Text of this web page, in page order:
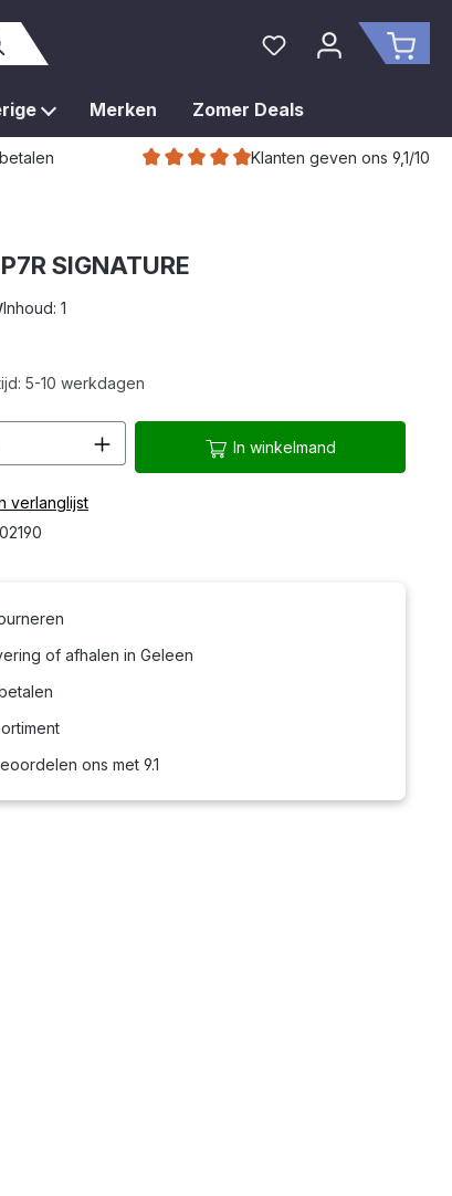
Je hebt 0 items op
Merken Zomer Deals
Klanten geven ons 9,1/10
SIGNATURE
Inhoud: 1
5-10 werkdagen
Voer de gewenste
In winkelmand
verlanglijst
of afhalen in Geleen
ons met 9.1